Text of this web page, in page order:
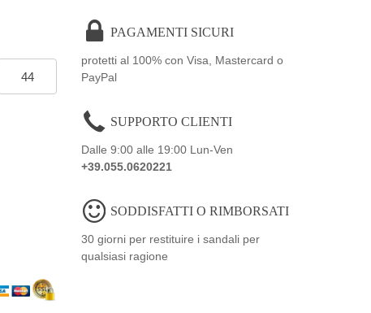
44
PAGAMENTI SICURI
protetti al 100% con Visa, Mastercard o
PayPal
SUPPORTO CLIENTI
Dalle 9:00 alle 19:00 Lun-Ven
+39.055.0620221
SODDISFATTI O RIMBORSATI
30 giorni per restituire i sandali per
qualsiasi ragione